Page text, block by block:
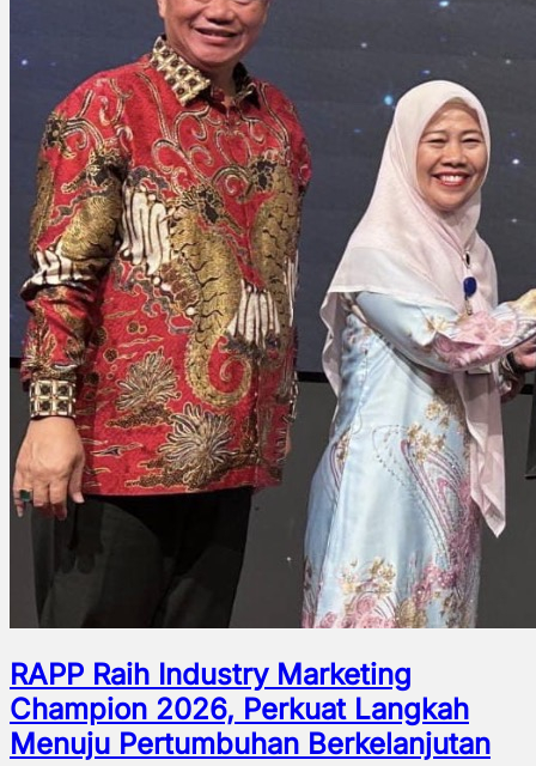
RAPP Raih Industry Marketing
Champion 2026, Perkuat Langkah
Menuju Pertumbuhan Berkelanjutan